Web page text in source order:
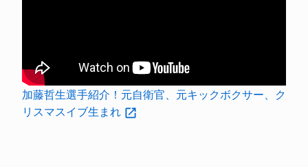
加藤哲生選手紹介！元自衛官、元キックボクサー、ク
リスマスイブ生まれ